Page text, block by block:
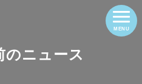
のニュース